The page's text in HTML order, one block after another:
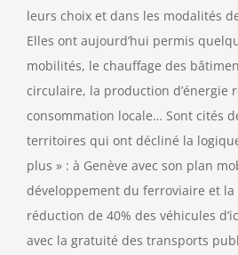
leurs choix et dans les modalités
Elles ont aujourd’hui permis
mobilités, le chauffage des
circulaire, la production d’énergie
consommation locale… Sont cités
territoires qui ont décliné la
plus » : à Genève avec son plan
développement du ferroviaire et la
réduction de 40% des véhicules
avec la gratuité des transports